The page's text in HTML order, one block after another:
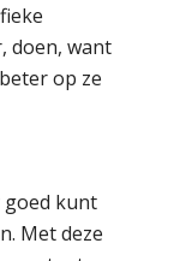
doen, want
op ze
kunt
Met deze